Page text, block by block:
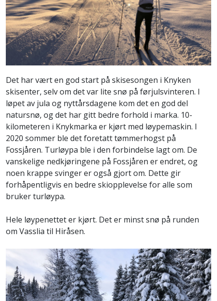
Det har vært en god start på skisesongen i Knyken
skisenter, selv om det var lite snø på førjulsvinteren. I
løpet av jula og nyttårsdagene kom det en god del
natursnø, og det har gitt bedre forhold i marka. 10-
kilometeren i Knykmarka er kjørt med løypemaskin. I
2020 sommer ble det foretatt tømmerhogst på
Fossjåren. Turløypa ble i den forbindelse lagt om. De
vanskelige nedkjøringene på Fossjåren er endret, og
noen krappe svinger er også gjort om. Dette gir
forhåpentligvis en bedre skiopplevelse for alle som
bruker turløypa.
Hele løypenettet er kjørt. Det er minst snø på runden
om Vasslia til Hiråsen.